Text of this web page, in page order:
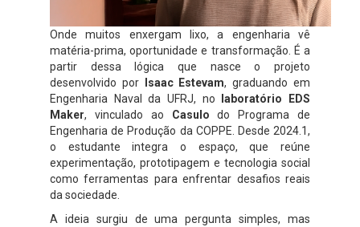
Onde muitos enxergam lixo, a engenharia vê
matéria-prima, oportunidade e transformação. É a
partir dessa lógica que nasce o projeto
desenvolvido por
Isaac Estevam, graduando em
Engenharia Naval da UFRJ, no
laboratório EDS
Maker, vinculado ao Casulo do Programa de
Engenharia de Produção da COPPE. Desde 2024.1,
o estudante integra o espaço, que reúne
experimentação, prototipagem e tecnologia social
como ferramentas para enfrentar desafios reais
da sociedade.
A ideia surgiu de uma pergunta simples, mas